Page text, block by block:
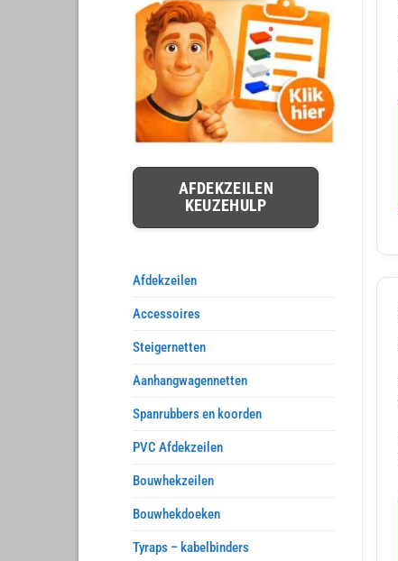
AFDEKZEILEN
KEUZEHULP
Afdekzeilen
Accessoires
Steigernetten
Aanhangwagennetten
Spanrubbers en koorden
PVC Afdekzeilen
Bouwhekzeilen
Bouwhekdoeken
Tyraps – kabelbinders